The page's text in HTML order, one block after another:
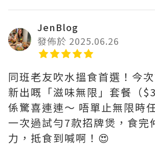
JenBlog
發佈於 2025.06.26
同班老友吹水搵食首選！今
新出嘅「滋味無限」套餐（
係驚喜連連～ 唔單止無限時
一次過試勻7款招牌煲，食完
力，抵食到喊啊！😍